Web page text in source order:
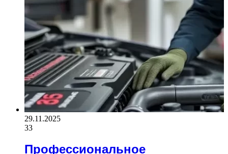
29.11.2025
33
Профессиональное